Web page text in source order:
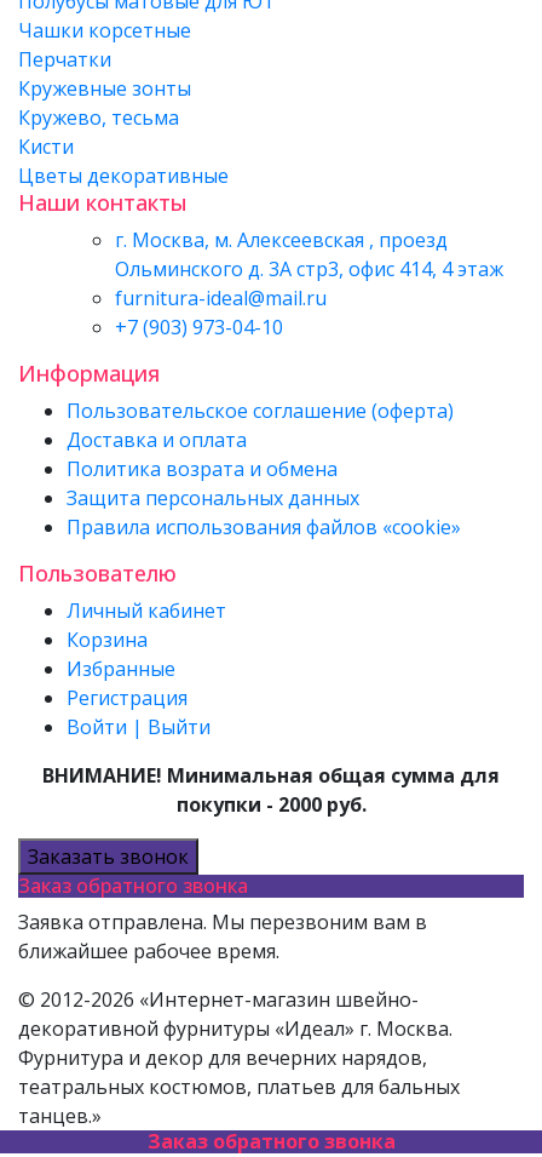
Чашки корсетные
Перчатки
Кружевные зонты
Кружево, тесьма
Кисти
Цветы декоративные
Наши контакты
г. Москва, м. Алексеевская , проезд
Ольминского д. 3А стр3, офис 414, 4 этаж
furnitura-ideal@mail.ru
+7 (903) 973-04-10
Информация
Пользовательское соглашение (оферта)
Доставка и оплата
Политика возрата и обмена
Защита персональных данных
Правила использования файлов «cookie»
Пользователю
Личный кабинет
Корзина
Избранные
Регистрация
Войти | Выйти
ВНИМАНИЕ! Минимальная общая сумма для
покупки - 2000 руб.
Заказать звонок
Заказ обратного звонка
Заявка отправлена. Мы перезвоним вам в
ближайшее рабочее время.
© 2012-2026 «Интернет-магазин швейно-
декоративной фурнитуры «Идеал» г. Москва.
Фурнитура и декор для вечерних нарядов,
театральных костюмов, платьев для бальных
танцев.»
Заказ обратного звонка